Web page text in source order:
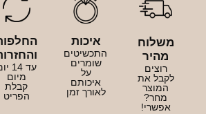
משלוח
מהיר
רוצים
לקבל את
המוצר
מחר?
אפשרי!
איכות
התכשיטים
שומרים
על
איכותם
לאורך זמן
עד 14
מיום
קבלת
הפריט